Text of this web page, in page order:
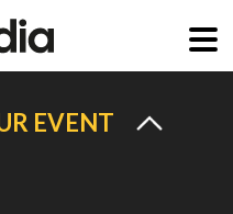
EVENT